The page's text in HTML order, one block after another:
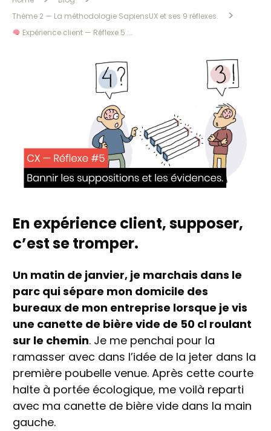
Thème 2 — La méthodologie SapiensUX et ses 9 réflexes. >
Expérience client — Réflexe 5 : Bannir les suppositions et les évidences.
En expérience client, supposer,
c’est se tromper.
Un matin de janvier, je marchais dans le
parc qui sépare mon domicile des
bureaux de mon entreprise lorsque je vis
une canette de bière vide de 50 cl roulant
sur le chemin. Je me penchai pour la
ramasser avec dans l’idée de la jeter dans la
première poubelle venue. Après cette courte
halte à portée écologique, me voilà reparti
avec ma canette de bière vide dans la main
gauche.